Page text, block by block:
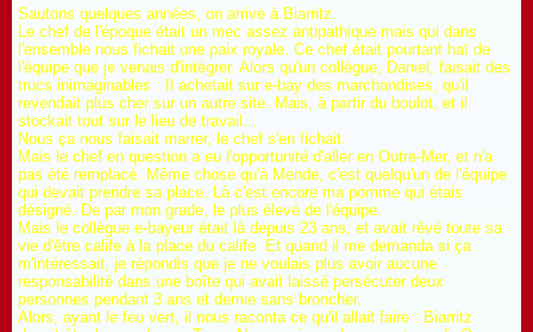
Sautons quelques années, on arrive à Biarritz.
Le chef de l'époque était un mec assez antipathique mais qui dans
l'ensemble nous fichait une paix royale. Ce chef était pourtant haï de
l'équipe que je venais d'intégrer. Alors qu'un collègue, Daniel, faisait des
trucs inimaginables : Il achetait sur e-bay des marchandises, qu'il
revendait plus cher sur un autre site. Mais, à partir du boulot, et il
stockait tout sur le lieu de travail...
Nous ça nous faisait marrer, le chef s'en fichait.
Mais le chef en question a eu l'opportunité d'aller en Outre-Mer, et n'a
pas été remplacé. Même chose qu'à Mende, c'est quelqu'un de l'équipe
qui devait prendre sa place. Là c'est encore ma pomme qui étais
désigné. De par mon grade, le plus élevé de l'équipe.
Mais le collègue e-bayeur était là depuis 23 ans, et avait rêvé toute sa
vie d'être calife à la place du calife. Et quand il me demanda si ça
m'intéressait, je répondis que je ne voulais plus avoir aucune
responsabilité dans une boîte qui avait laissé persécuter deux
personnes pendant 3 ans et demie sans broncher.
Alors, ayant le feu vert, il nous raconta ce qu'il allait faire : Biarritz